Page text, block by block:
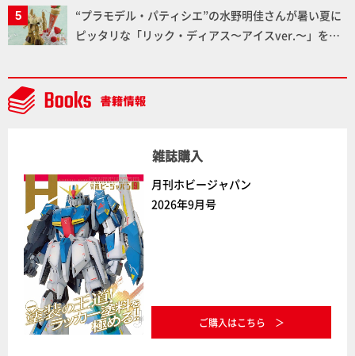
“プラモデル・パティシエ”の水野明佳さんが暑い夏に
ピッタリな「リック・ディアス〜アイスver.〜」を製
雑誌購入
月刊ホビージャパン
2026年9月号
ご購入はこちら